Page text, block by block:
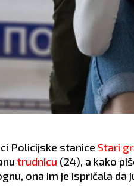
Policijske stanice Stari
trudnicu (24), a kako
ona im je ispričala